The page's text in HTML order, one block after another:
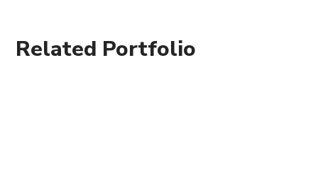
Related Portfolio